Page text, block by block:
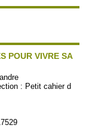
POUR VIVRE SA
: Petit cahier d